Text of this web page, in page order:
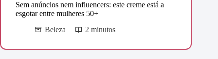
Sem anúncios nem influencers: este creme está a
esgotar entre mulheres 50+
Beleza
2 minutos